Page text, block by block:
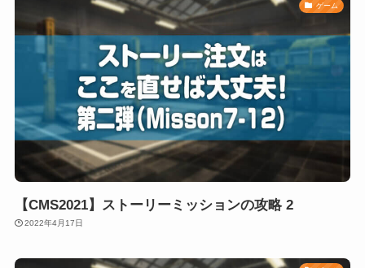
ゲーム
【CMS2021】ストーリーミッションの攻略 2
2022年4月17日